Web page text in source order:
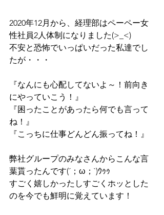
2020年12月から、経理部はペーペー女
性社員2人体制になりました(>_<)
不安と恐怖でいっぱいだった私達でし
たが・・・
『なんにも心配してないよ～！前向き
にやっていこう！』
『困ったことがあったら何でも言って
ね！』
『こっちに仕事どんどん振ってね！』
弊社グループのみなさんからこんな言
葉貰ったんです(´；ω；`)ｳｩｩ
すごく嬉しかったしすごくホッとした
のを今でも鮮明に覚えています！